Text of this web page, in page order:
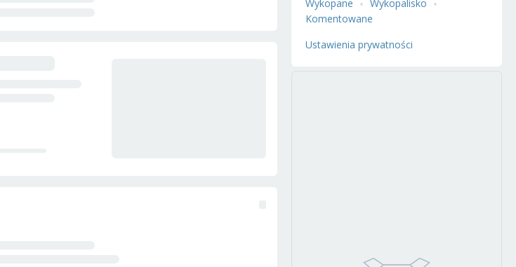
Wykopane
Wykopalisko
Komentowane
Ustawienia prywatności